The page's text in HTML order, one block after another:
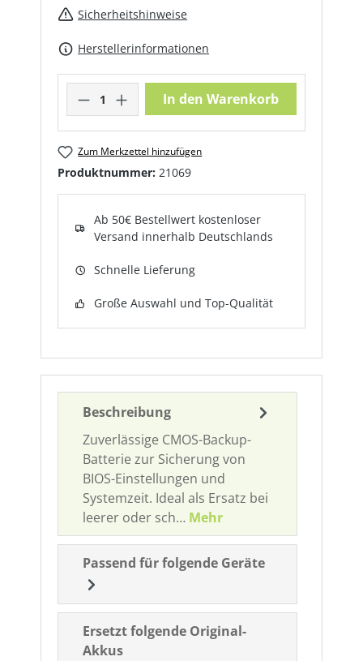
Sicherheitshinweise
Herstellerinformationen
Produkt Anzahl: Gib den
In den Warenkorb
Zum Merkzettel hinzufügen
Produktnummer: 21069
Ab 50€ Bestellwert kostenloser
Versand innerhalb Deutschlands
Schnelle Lieferung
Große Auswahl und Top-Qualität
Beschreibung
Zuverlässige CMOS-Backup-
Batterie zur Sicherung von
BIOS-Einstellungen und
Systemzeit. Ideal als Ersatz bei
leerer oder sch… Mehr
Passend für folgende Geräte
Ersetzt folgende Original-
Akkus